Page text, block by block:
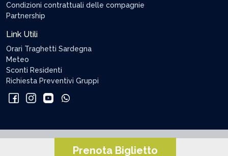
Prenota Biglietto
Condizioni contrattuali delle compagnie
Partnership
Link Utili
Orari Traghetti Sardegna
Meteo
Sconti Residenti
Richiesta Preventivi Gruppi